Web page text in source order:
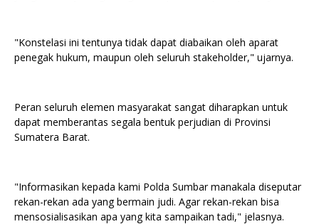
"Konstelasi ini tentunya tidak dapat diabaikan oleh aparat
penegak hukum, maupun oleh seluruh stakeholder," ujarnya.
Peran seluruh elemen masyarakat sangat diharapkan untuk
dapat memberantas segala bentuk perjudian di Provinsi
Sumatera Barat.
"Informasikan kepada kami Polda Sumbar manakala diseputar
rekan-rekan ada yang bermain judi. Agar rekan-rekan bisa
mensosialisasikan apa yang kita sampaikan tadi," jelasnya.